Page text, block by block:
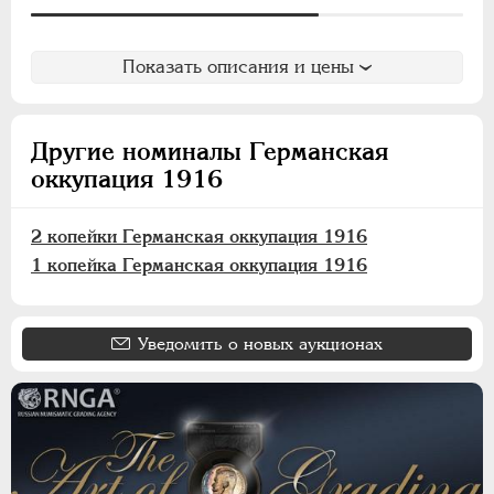
Показать описания и цены
Другие номиналы Германская
оккупация 1916
2 копейки Германская оккупация 1916
1 копейка Германская оккупация 1916
Уведомить о новых аукционах
Хорезмская Республика
Польские. Восстание 1830-1831
Польские. Город Краков
Австрийские дукаты
Германская оккупация 1916
2 копейки